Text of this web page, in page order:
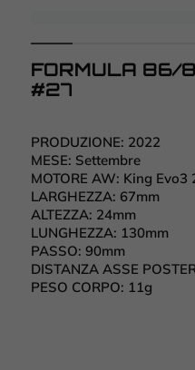
FORMULA 86/
#27
PRODUZIONE: 2022
MESE: Settembre
MOTORE AW: King Evo3
LARGHEZZA: 67mm
ALTEZZA: 24mm
LUNGHEZZA: 130mm
PASSO: 90mm
DISTANZA ASSE
PESO CORPO: 11g